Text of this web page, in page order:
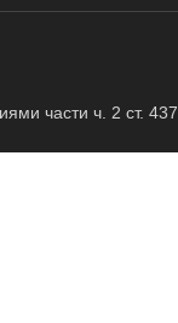
части ч. 2 ст. 437